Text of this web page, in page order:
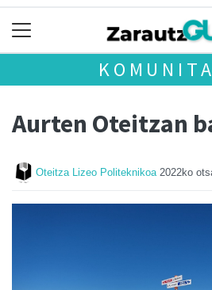
Aurten Oteitzan
Oteitza Lizeo Politeknikoa 2022ko